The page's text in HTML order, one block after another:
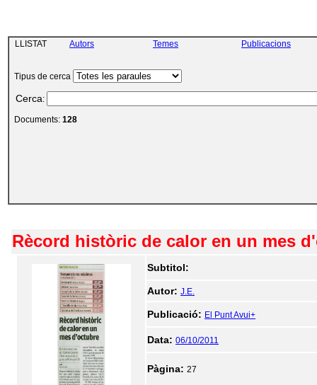
LLISTAT Autors Temes Publicacions
Tipus de cerca
Cerca:
Documents: 128
Rècord històric de calor en un mes
Subtitol:
Autor: J.E.
Publicació: El Punt Avui+
Data: 06/10/2011
Pàgina: 27